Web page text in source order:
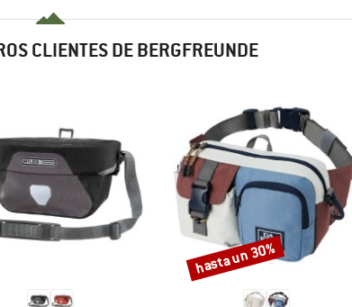
CLIENTES DE BERGFREUNDE
Descuento
hasta un 30%